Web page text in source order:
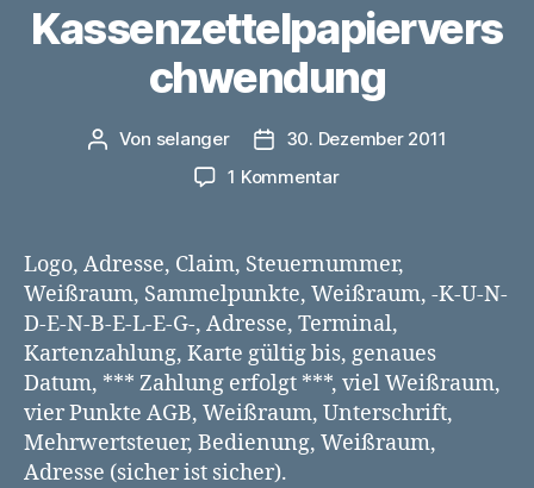
Kassenzettelpapiervers
chwendung
Beitragsautor
Von selanger Veröffentlichungsdatum
30. Dezember 2011
1 Kommentarzu
Logo, Adresse, Claim, Steuernummer,
Weißraum, Sammelpunkte, Weißraum, -K-U-N-
D-E-N-B-E-L-E-G-, Adresse, Terminal,
Kartenzahlung, Karte gültig bis, genaues
Datum, *** Zahlung erfolgt ***, viel Weißraum,
vier Punkte AGB, Weißraum, Unterschrift,
Mehrwertsteuer, Bedienung, Weißraum,
Adresse (sicher ist sicher).